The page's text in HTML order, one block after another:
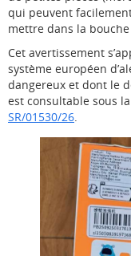
qui peuvent
mettre dans la
Cet avertissement
système européen
dangereux et dont le
est consultable sous
SR/01530/26.